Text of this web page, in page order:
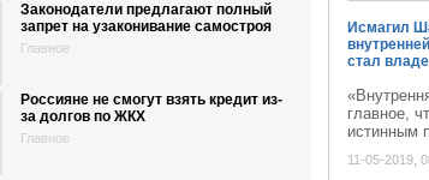
Законодатели предлагают полный
запрет на узаконивание самостроя
Главное
Россияне не смогут взять кредит из-
за долгов по ЖКХ
Главное
Исмагил
стал
главное,
истинным
11-05-2019,